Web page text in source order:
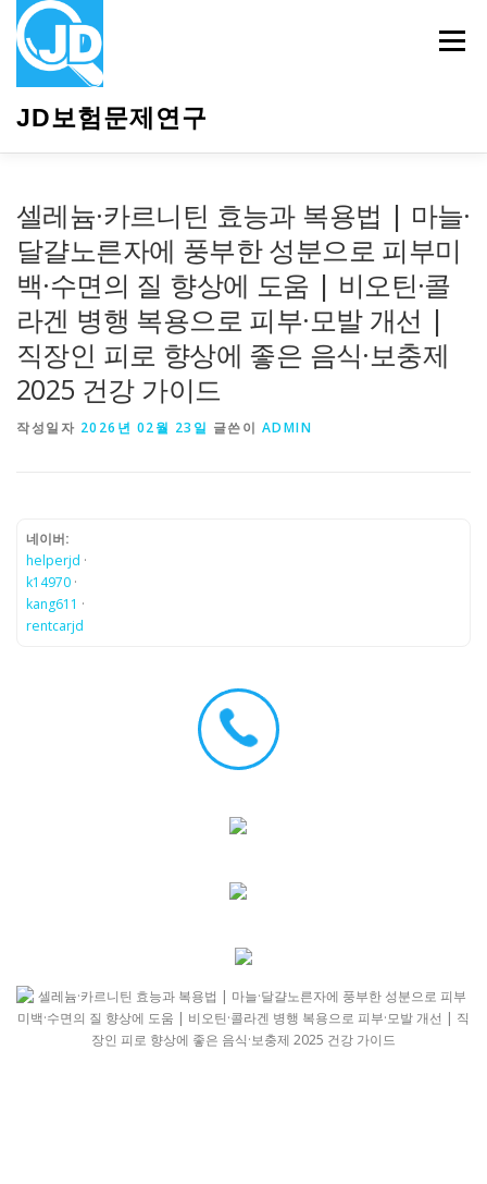
JD보험문제연구
메뉴
셀레늄·카르니틴 효능과 복용법 | 마늘·
달걀노른자에 풍부한 성분으로 피부미
백·수면의 질 향상에 도움 | 비오틴·콜
라겐 병행 복용으로 피부·모발 개선 |
직장인 피로 향상에 좋은 음식·보충제
2025 건강 가이드
작성일자 2026년 02월 23일 글쓴이 ADMIN
네이버:
helperjd ·
k14970 ·
kang611 ·
rentcarjd